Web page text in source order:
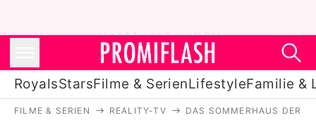
RoyalsStarsFilme & SerienLifestyleFamilie &
FILME & SERIEN REALITY-TV DAS SOMMERHAUS DER